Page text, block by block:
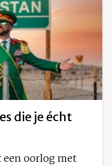
die je écht
een oorlog met